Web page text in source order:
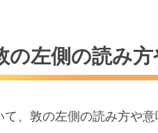
の左側の読み方
て、敦の左側の読み方や